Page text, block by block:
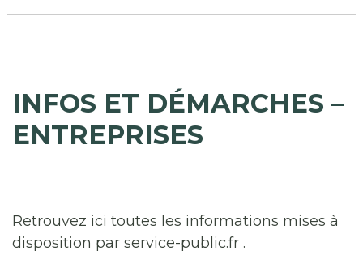
INFOS ET DÉMARCHES –
ENTREPRISES
Retrouvez ici toutes les informations mises à
disposition par service-public.fr .